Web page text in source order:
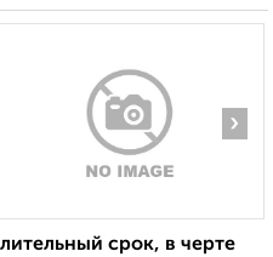
›
срок, в черте